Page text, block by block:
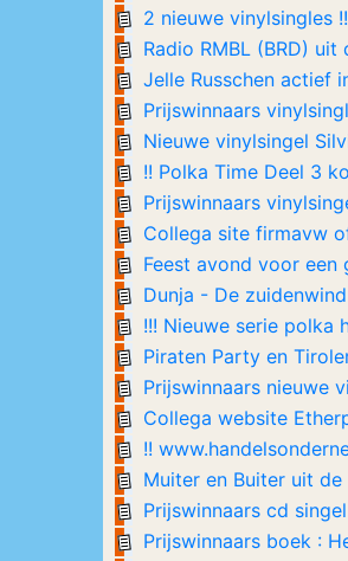
2 nieuwe vinylsingles !!
Radio RMBL (BRD) uit
Jelle Russchen actief
Prijswinnaars
Nieuwe vinylsingel
!! Polka Time Deel 3
Prijswinnaars
Collega site firmavw
Feest avond voor een
Dunja - De
!!! Nieuwe serie polka
Piraten Party en
Prijswinnaars nieuwe
Collega website
!!
Muiter en Buiter uit de
Prijswinnaars cd
Prijswinnaars boek :